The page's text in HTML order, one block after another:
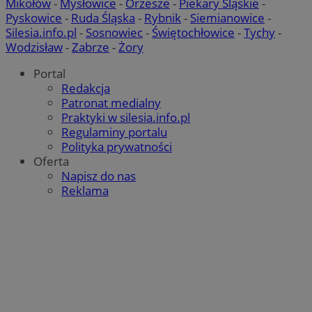
Pyskowice - Ruda Śląska - Rybnik - Siemianowice -
Silesia.info.pl - Sosnowiec- Świętochłowice -Tychy-
Wodzisław- Zabrze - Żory
Portal
Redakcja
Patronat medialny
Praktyki w silesia.info.pl
Regulaminy portalu
Polityka prywatności
Oferta
Napisz do nas
Reklama